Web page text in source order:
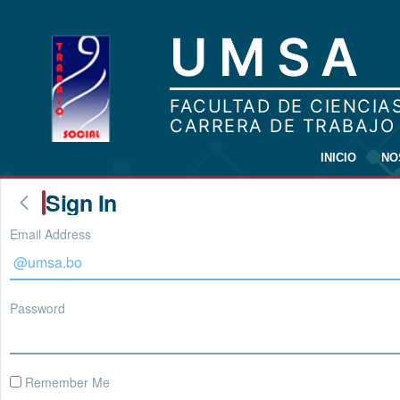
INICIO
Sign In
Email Address
Password
Remember Me